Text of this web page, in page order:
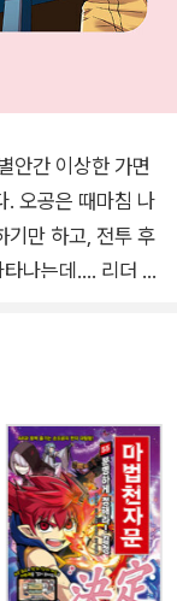
안간 이상한 가면
. 오공은 때마침 나
기만 하고, 전투 후
데…. 리더 등
의 리더를 만난
능력을 흡수한다는
공을 공격하는데,
리더에 맞서 싸운